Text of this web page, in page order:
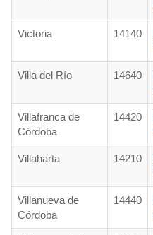
Victoria 14140
Villa del Río 14640
Villafranca de
Córdoba
14420
Villaharta 14210
Villanueva de
Córdoba
14440